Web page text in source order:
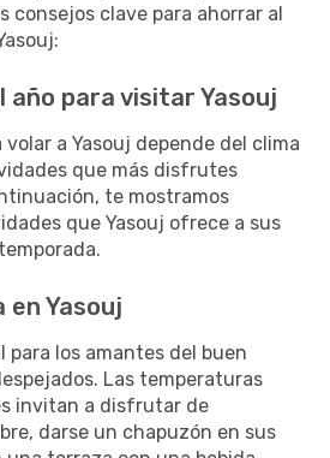
consejos clave para ahorrar al
año para visitar Yasouj
volar a Yasouj depende del clima
que más disfrutes
te mostramos
que Yasouj ofrece a sus
en Yasouj
para los amantes del buen
Las temperaturas
invitan a disfrutar de
darse un chapuzón en sus